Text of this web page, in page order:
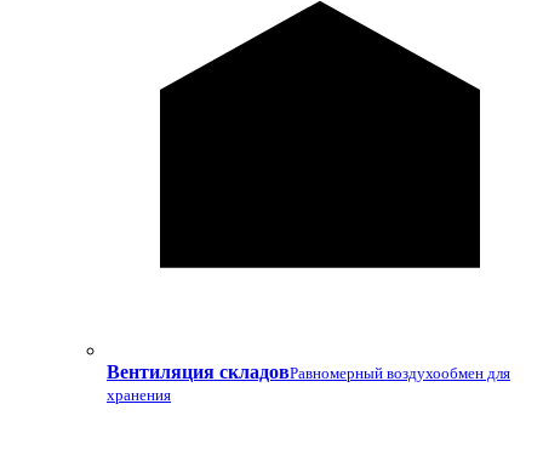
Вентиляция складовРавномерный воздухообмен для
хранения